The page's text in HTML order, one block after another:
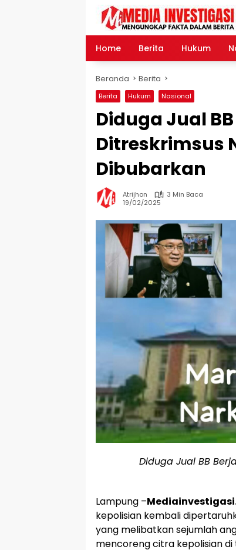
Home Berita Hukum
Beranda Berita
Berita Hukum Nasional
Diduga Jual
Ditreskrimsus
Dibubarkan
Atrijhon
3 Min Baca
19/02/2025
Diduga Jual BB
Lampung –
kepolisian kembali
yang melibatkan sejumlah
mencoreng citra kepolisian